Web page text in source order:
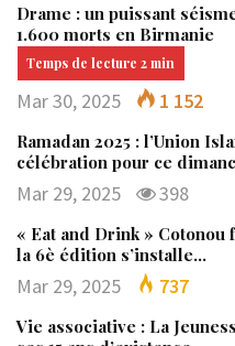
Drame : un puissant
1.600 morts en Birmanie
Mar 30, 2025 1 152
Ramadan 2025 : l’Union
célébration pour ce
Mar 29, 2025 398
« Eat and Drink » Cotonou
la 6è édition s’installe…
Mar 29, 2025 737
Vie associative : La